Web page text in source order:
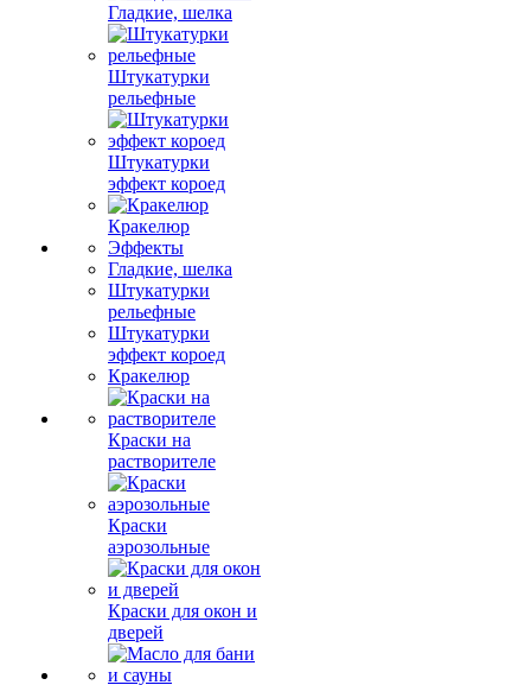
Гладкие, шелка
Штукатурки
рельефные
Штукатурки
эффект короед
Кракелюр
Эффекты
Гладкие, шелка
Штукатурки
рельефные
Штукатурки
эффект короед
Кракелюр
Краски на
растворителе
Краски
аэрозольные
Краски для окон и
дверей